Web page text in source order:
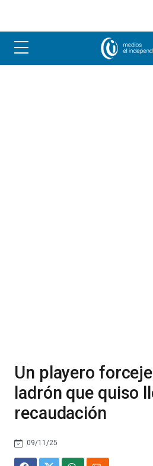
Un playero
ladrón que quiso
recaudación
09/11/25